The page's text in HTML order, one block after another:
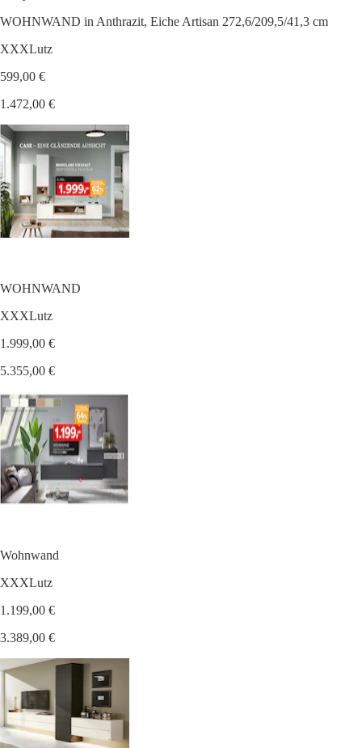
WOHNWAND in Anthrazit, Eiche Artisan 272,6/209,5/41,3 cm
XXXLutz
599,00 €
1.472,00 €
WOHNWAND
XXXLutz
1.999,00 €
5.355,00 €
Wohnwand
XXXLutz
1.199,00 €
3.389,00 €